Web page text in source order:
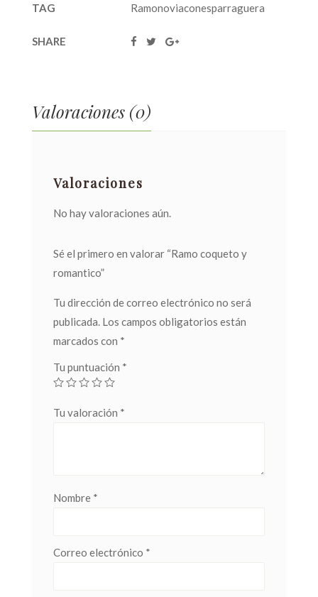
TAG Ramonoviaconesparraguera
SHARE
Valoraciones (0)
Valoraciones
No hay valoraciones aún.
Sé el primero en valorar “Ramo coqueto y
romantico”
Tu dirección de correo electrónico no será
publicada. Los campos obligatorios están
marcados con *
Tu puntuación *
Tu valoración *
Nombre *
Correo electrónico *